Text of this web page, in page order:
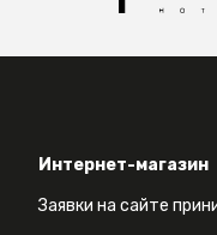
Интернет-магазин
Заявки на сайте